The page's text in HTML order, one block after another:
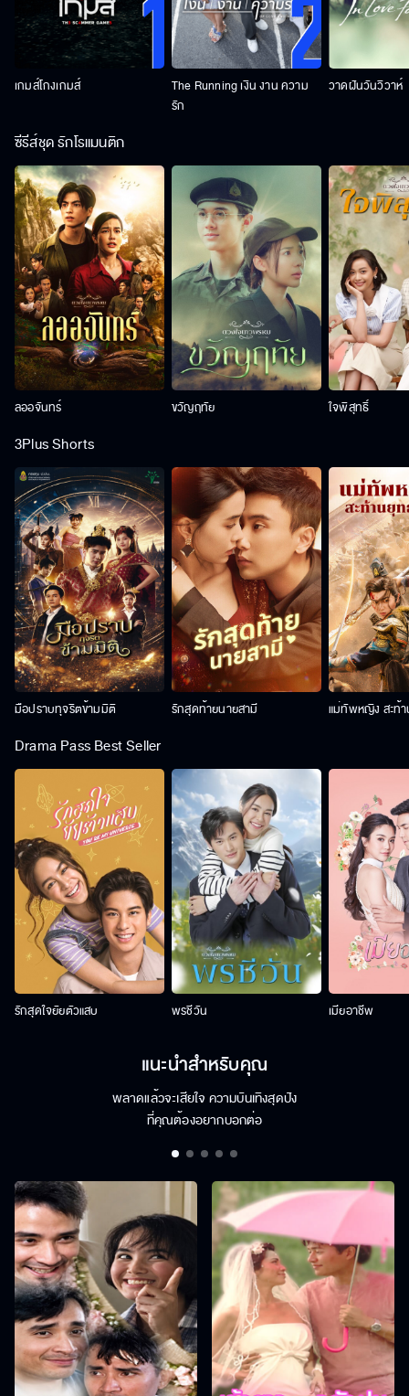
เกมส์โกงเกมส์
The Running เงิน งาน ความ
รัก
วาดฝันวันวิวาห์
ซีรีส์ชุด รักโรแมนติก
ลออจันทร์ ขวัญฤทัย ใจพิสุทธิ์
3Plus Shorts
มือปราบทุจริตข้ามมิติ รักสุดท้ายนายสามี แม่ทัพหญิง สะท้
Drama Pass Best Seller
รักสุดใจยัยตัวแสบ พรชีวัน เมียอาชีพ
แนะนำสำหรับคุณ
พลาดแล้วจะเสียใจ ความบันเทิงสุดปัง
ที่คุณต้องอยากบอกต่อ